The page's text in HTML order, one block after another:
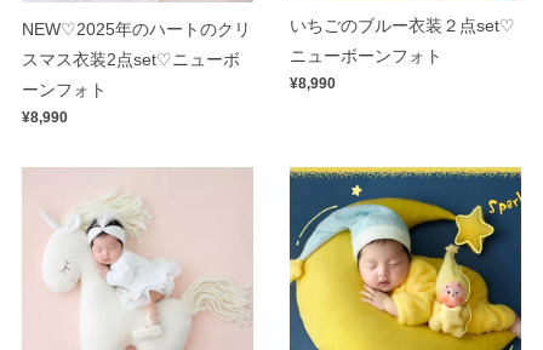
NEW♡2025年のハートのクリ
スマス衣装2点set♡ニューボ
ーンフォト
¥8,990
いちごのブルー衣装２点set♡
ニューボーンフォト
¥8,990